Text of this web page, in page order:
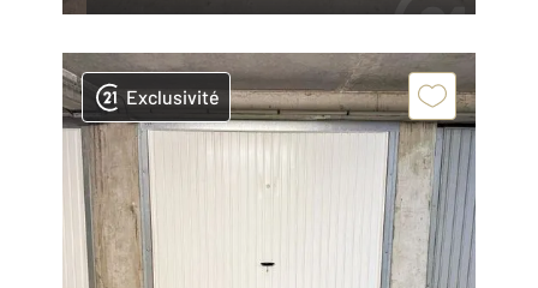
Exclusivité